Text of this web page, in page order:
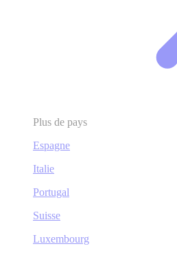
Plus de pays
Espagne
Italie
Portugal
Suisse
Luxembourg